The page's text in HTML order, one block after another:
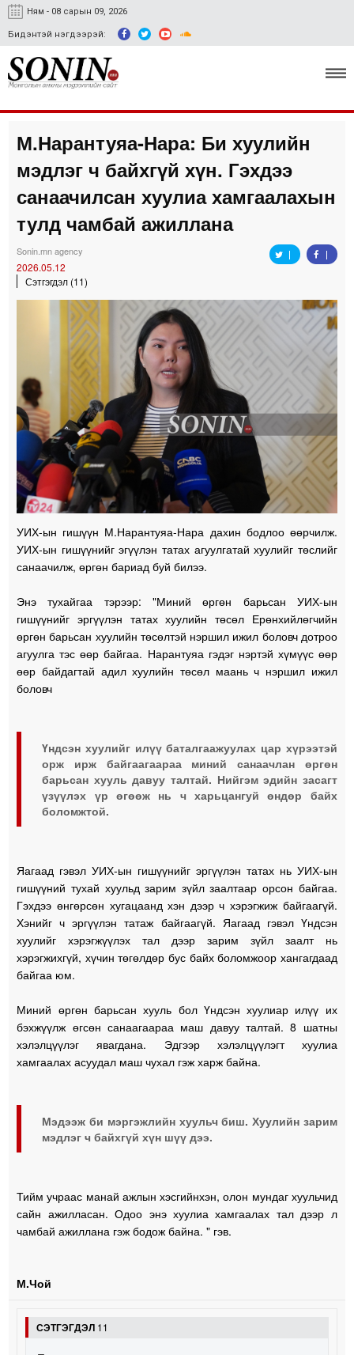
Ням - 08 сарын 09, 2026
Бидэнтэй нэгдээрэй:
Улс төр, эдийн засаг
Гэмт хэрэг
Нийгэм, соёл
М.Нарантуяа-Нара: Би хуулийн
мэдлэг ч байхгүй хүн. Гэхдээ
санаачилсан хуулиа хамгаалахын
тулд чамбай ажиллана
Sonin.mn agency
2026.05.12
Сэтгэгдэл (11)
УИХ-ын гишүүн М.Нарантуяа-Нара дахин бодлоо өөрчилж.
УИХ-ын гишүүнийг эгүүлэн татах агуулгатай хуулийг төслийг
санаачилж, өргөн бариад буй билээ.
Энэ тухайгаа тэрээр: "Миний өргөн барьсан УИХ-ын
гишүүнийг эргүүлэн татах хуулийн төсөл Ерөнхийлөгчийн
өргөн барьсан хуулийн төсөлтэй нэршил ижил боловч дотроо
агуулга тэс өөр байгаа. Нарантуяа гэдэг нэртэй хүмүүс өөр
өөр байдагтай адил хуулийн төсөл маань ч нэршил ижил
боловч
Үндсэн хуулийг илүү баталгаажуулах цар хүрээтэй
орж ирж байгаагаараа миний санаачлан өргөн
барьсан хууль давуу талтай. Нийгэм эдийн засагт
үзүүлэх үр өгөөж нь ч харьцангуй өндөр байх
боломжтой.
Яагаад гэвэл УИХ-ын гишүүнийг эргүүлэн татах нь УИХ-ын
гишүүний тухай хуульд зарим зүйл заалтаар орсон байгаа.
Гэхдээ өнгөрсөн хугацаанд хэн дээр ч хэрэгжиж байгаагүй.
Хэнийг ч эргүүлэн татаж байгаагүй. Яагаад гэвэл Үндсэн
хуулийг хэрэгжүүлэх тал дээр зарим зүйл заалт нь
хэрэгжихгүй, хүчин төгөлдөр бус байх боломжоор хангагдаад
байгаа юм.
Миний өргөн барьсан хууль бол Үндсэн хуулиар илүү их
бэхжүүлж өгсөн санаагаараа маш давуу талтай. 8 шатны
хэлэлцүүлэг явагдана. Эдгээр хэлэлцүүлэгт хуулиа
хамгаалах асуудал маш чухал гэж харж байна.
Мэдээж би мэргэжлийн хуульч биш. Хуулийн зарим
мэдлэг ч байхгүй хүн шүү дээ.
Тийм учраас манай ажлын хэсгийнхэн, олон мундаг хуульчид
сайн ажилласан. Одоо энэ хуулиа хамгаалах тал дээр л
чамбай ажиллана гэж бодож байна. " гэв.
М.Чой
СЭТГЭГДЭЛ 11